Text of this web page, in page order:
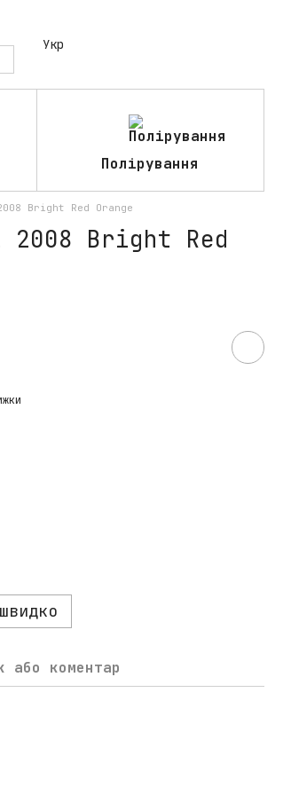
Укр
Полірування
Bright Red Orange
2008 Bright Red
або коментар